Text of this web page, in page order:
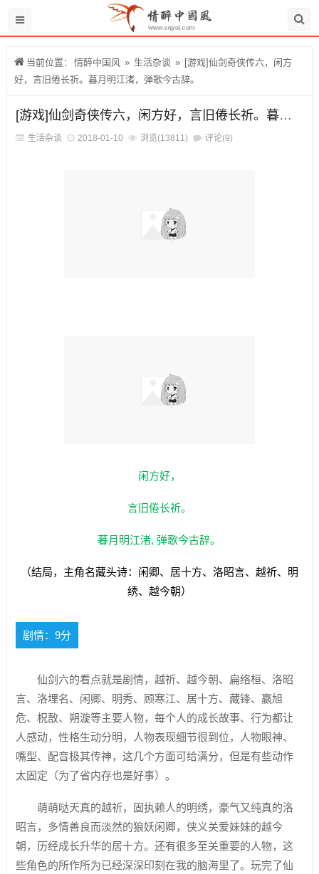
当前位置： 情醉中国风 » 生活杂谈 » [游戏]仙剑奇侠传六，闲方
好，言旧倦长祈。暮月明江渚，弹歌今古辞。
[游戏]仙剑奇侠传六，闲方好，言旧倦长祈。暮月明江渚，弹歌今古辞。
生活杂谈 2018-01-10 浏览(13811) 评论(9)
闲方好，
言旧倦长祈。
暮月明江渚, 弹歌今古辞。
（结局，主角名藏头诗：闲卿、居十方、洛昭言、越祈、明
绣、越今朝）
剧情：9分
仙剑六的看点就是剧情，越祈、越今朝、扁络桓、洛昭
言、洛埋名、闲卿、明秀、顾寒江、居十方、藏锋、嬴旭
危、柷敔、朔漩等主要人物，每个人的成长故事、行为都让
人感动，性格生动分明，人物表现细节很到位，人物眼神、
嘴型、配音极其传神，这几个方面可给满分，但是有些动作
太固定（为了省内存也是好事）。
萌萌哒天真的越祈，固执赖人的明绣，豪气又纯真的洛
昭言，多情善良而淡然的狼妖闲卿，侠义关爱妹妹的越今
朝，历经成长升华的居十方。还有很多至关重要的人物，这
些角色的所作所为已经深深印刻在我的脑海里了。玩完了仙